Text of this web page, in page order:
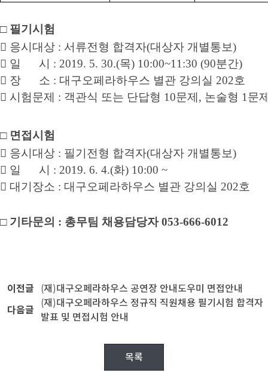
□ 필기시험
 응시대상 : 서류전형 합격자(대상자 개별통보)
 일 시 : 2019. 5. 30.(목) 10:00~11:30 (90분간)
 장 소 : 대구오페라하우스 별관 강의실 202호
 시험문제 : 객관식 또는 단답형 10문제 , 논술형 1 문
□ 면접시험
 응시대상 : 필기전형 합격자(대상자 개별통보)
 일 시 : 2019. 6. 4.(화) 10:00 ~
 대기장소 : 대구오페라하우스 별관 강의실 202호
□ 기타문의 : 총무팀 채용담당자053-666-6012
이전글
(재)대구오페라하우스 공연장 안내도우미 면접안내
다음글
(재)대구오페라하우스 정규직 직원채용 필기시험 합격자
발표 및 면접시험 안내
목록